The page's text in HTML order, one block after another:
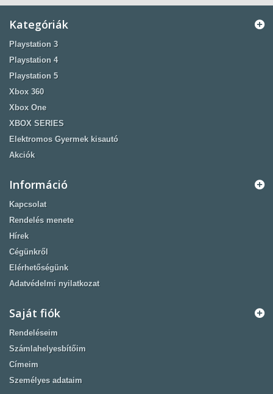
Kategóriák
Playstation 3
Playstation 4
Playstation 5
Xbox 360
Xbox One
XBOX SERIES
Elektromos Gyermek kisautó
Akciók
Információ
Kapcsolat
Rendelés menete
Hírek
Cégünkről
Elérhetőségünk
Adatvédelmi nyilatkozat
Saját fiók
Rendeléseim
Számlahelyesbítőim
Címeim
Személyes adataim